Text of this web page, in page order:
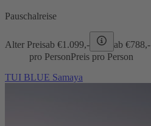
Pauschalreise
Alter Preisab €1.099,- ab €788,-
pro PersonPreis pro Person
TUI BLUE Samaya